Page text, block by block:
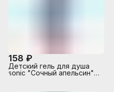
158 ₽
Детский гель для душа
sonic "Сочный апельсин"